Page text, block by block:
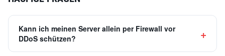
Kann ich meinen Server allein per Firewall vor
DDoS schützen?